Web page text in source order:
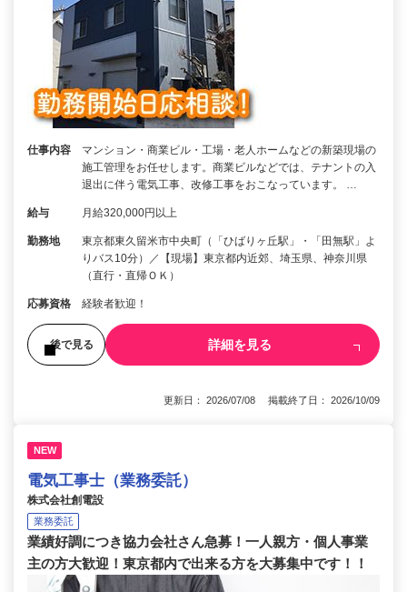
仕事内容
マンション・商業ビル・工場・老人ホームなどの新築現場の
施工管理をお任せします。商業ビルなどでは、テナントの入
退出に伴う電気工事、改修工事をおこなっています。 …
給与 月給320,000円以上
勤務地
東京都東久留米市中央町（「ひばりヶ丘駅」・「田無駅」よ
りバス10分）／【現場】東京都内近郊、埼玉県、神奈川県
（直行・直帰ＯＫ）
応募資格 経験者歓迎！
後で見る 詳細を見る
更新日： 2026/07/08 掲載終了日： 2026/10/09
NEW
電気工事士（業務委託）
株式会社創電設
業務委託
業績好調につき協力会社さん急募！一人親方・個人事業
主の方大歓迎！東京都内で出来る方を大募集中です！！